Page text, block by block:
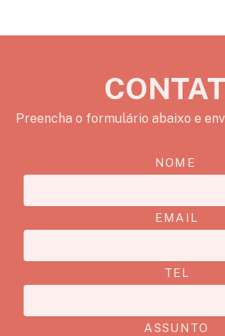
Preencha o formulário abaixo e
NOME
EMAIL
TEL
ASSUNTO